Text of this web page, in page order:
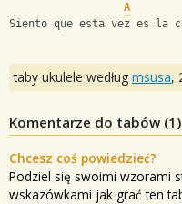
A
Siento que esta vez es la
taby ukulele według msusa,
Komentarze do tabów (1 )
Chcesz coś powiedzieć?
Podziel się swoimi wzorami
wskazówkami jak grać ten